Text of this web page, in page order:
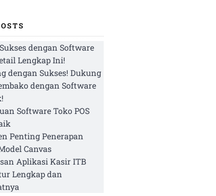
dengan Software
Lengkap Ini!
dengan Sukses! Dukung
dengan Software
Software Toko POS
Penting Penerapan
Canvas
Aplikasi Kasir ITB
Lengkap dan